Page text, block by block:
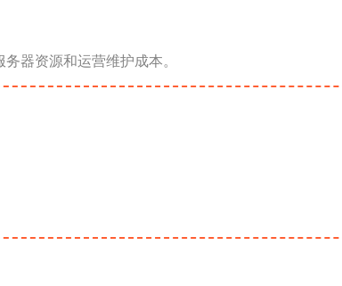
器资源和运营维护成本。